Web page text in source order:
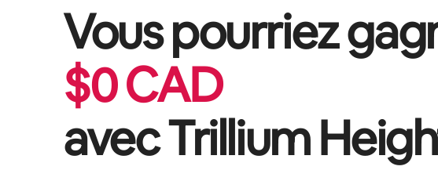
Vous pourriez
$0CAD
avecTrillium